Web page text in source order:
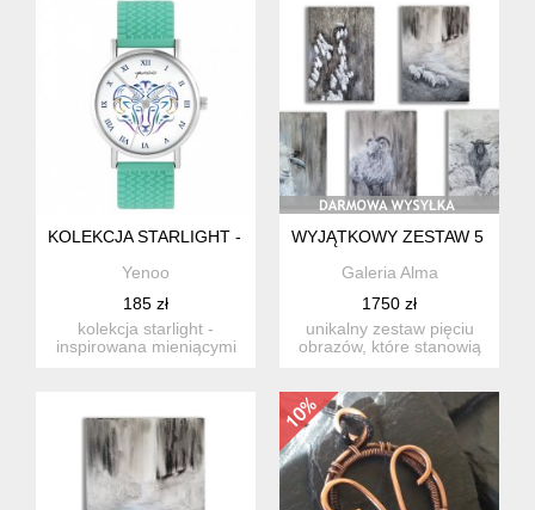
KOLEKCJA STARLIGHT - BARAN - SILIKONOWY, TURKUS
Yenoo
185 zł
kolekcja starlight -
inspirowana mieniącymi
WYJĄTKOWY ZESTAW 5
Galeria Alma
1750 zł
unikalny zestaw pięciu
obrazów, które stanowią